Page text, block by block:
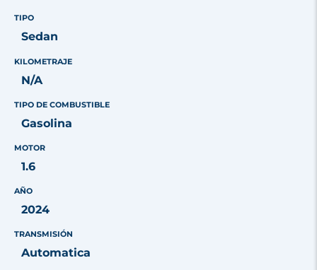
TIPO
Sedan
KILOMETRAJE
N/A
TIPO DE COMBUSTIBLE
Gasolina
MOTOR
1.6
AÑO
2024
TRANSMISIÓN
Automatica